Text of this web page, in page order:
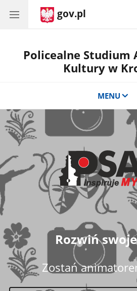
gov.pl
Policealne
Kultury w
MENU
Rozwiń
Zostań